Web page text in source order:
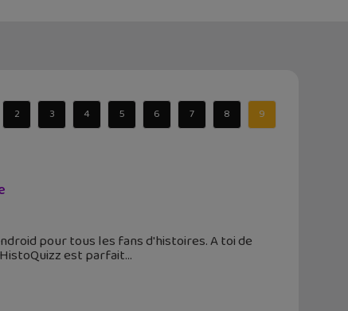
2 3 4 5 6 7 8 9
pour tous les fans d'histoires. A toi de
est parfait